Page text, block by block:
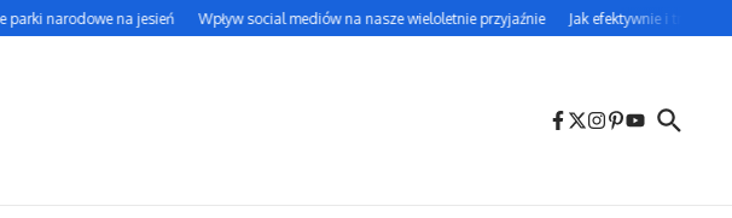
narodowe na jesień Wpływ social mediów na nasze wieloletnie przyjaźnie Jak efektywnie i trwale